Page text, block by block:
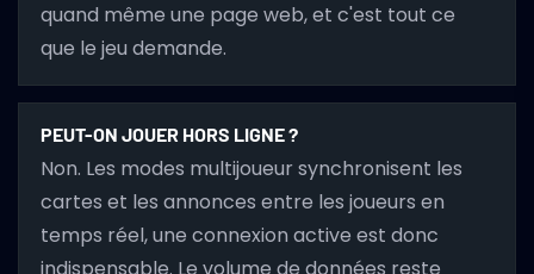
quand même une page web, et c'est tout ce
que le jeu demande.
PEUT-ON JOUER HORS LIGNE ?
Non. Les modes multijoueur synchronisent les
cartes et les annonces entre les joueurs en
temps réel, une connexion active est donc